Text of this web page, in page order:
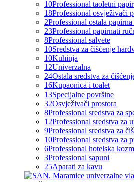
10Professional taoletni papir
18Professional osvježivači
2Professional ostala
23Professional papirnati
8Professional salvete
10Sredstva za čišćenje
10Kuhinja
12Univerzalna
24Ostala sredstva za
16Kupaonica i toalet
13Specijalne površine
32Osvježivači prostora
8Professional sredstva za
12Professional sredstva za
9Professional sredstva za
10Professional sredstva za
6Professional hotelska
3Professional sapuni
25Aparati za kavu